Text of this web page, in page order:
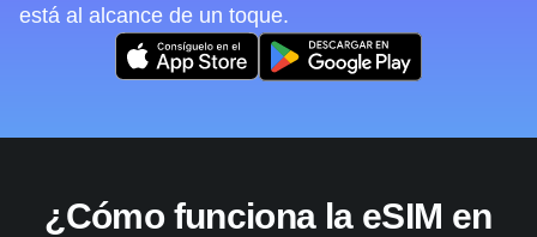
está al alcance de un toque.
¿Cómo funciona la eSIM en